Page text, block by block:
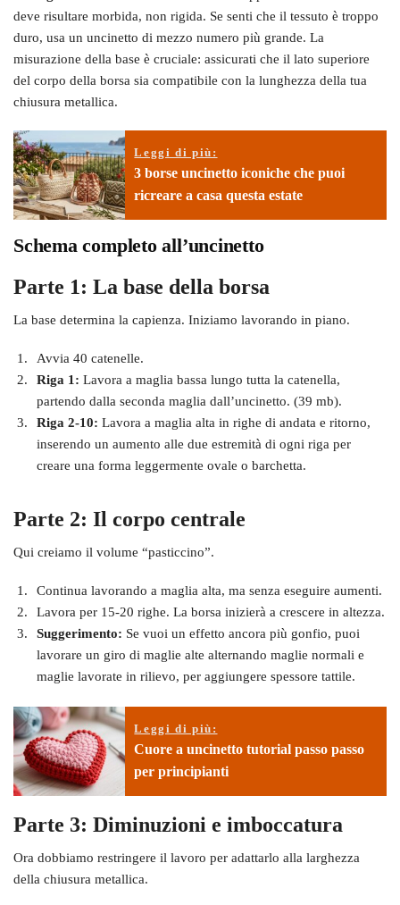
deve risultare morbida, non rigida. Se senti che il tessuto è troppo
duro, usa un uncinetto di mezzo numero più grande. La
misurazione della base è cruciale: assicurati che il lato superiore
del corpo della borsa sia compatibile con la lunghezza della tua
chiusura metallica.
Leggi di più:
3 borse uncinetto iconiche che puoi
ricreare a casa questa estate
Schema completo all’uncinetto
Parte 1: La base della borsa
La base determina la capienza. Iniziamo lavorando in piano.
Avvia 40 catenelle.
Riga 1: Lavora a maglia bassa lungo tutta la catenella,
partendo dalla seconda maglia dall’uncinetto. (39 mb).
Riga 2-10: Lavora a maglia alta in righe di andata e ritorno,
inserendo un aumento alle due estremità di ogni riga per
creare una forma leggermente ovale o barchetta.
Parte 2: Il corpo centrale
Qui creiamo il volume “pasticcino”.
Continua lavorando a maglia alta, ma senza eseguire aumenti.
Lavora per 15-20 righe. La borsa inizierà a crescere in altezza.
Suggerimento: Se vuoi un effetto ancora più gonfio, puoi
lavorare un giro di maglie alte alternando maglie normali e
maglie lavorate in rilievo, per aggiungere spessore tattile.
Leggi di più:
Cuore a uncinetto tutorial passo passo
per principianti
Parte 3: Diminuzioni e imboccatura
Ora dobbiamo restringere il lavoro per adattarlo alla larghezza
della chiusura metallica.